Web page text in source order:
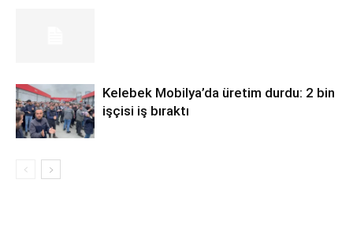
Kelebek Mobilya’da üretim durdu: 2 bin
işçisi iş bıraktı